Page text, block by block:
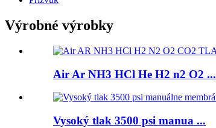
Výrobné výrobky
Air Ar NH3 HCl He H2 n2 O2 ...
Vysoký tlak 3500 psi manua ...